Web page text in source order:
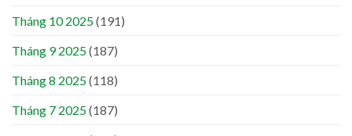
Tháng 10 2025(191)
Tháng 9 2025(187)
Tháng 8 2025(118)
Tháng 7 2025(187)